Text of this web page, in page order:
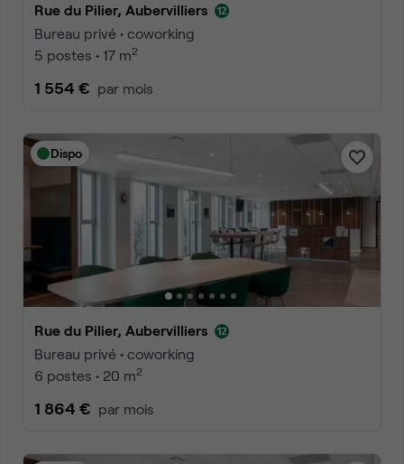
Rue du Pilier, Aubervilliers
Bureau privé • coworking
5 postes • 17 m2
1 554 € par mois
Dispo
Rue du Pilier, Aubervilliers
Bureau privé • coworking
6 postes • 20 m2
1 864 € par mois